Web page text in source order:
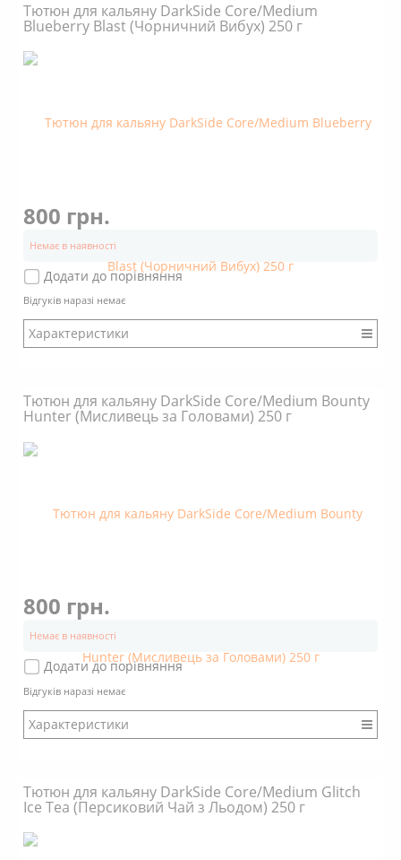
Смак: Насичений
Аромат: Солодкий
Аромат: Ягідний
Аромат: Свіжий
Тютюн для кальяну DarkSide Core/Medium
Blueberry Blast (Чорничний Вибух) 250 г
800 грн.
Немає в наявності
Додати до порівняння
Відгуків наразі немає
Характеристики
Смак: Насичений
Аромат: Солодкий
Аромат: Ягідний
Аромат: Свіжий
Тютюн для кальяну DarkSide Core/Medium Bounty
Hunter (Мисливець за Головами) 250 г
800 грн.
Немає в наявності
Додати до порівняння
Відгуків наразі немає
Характеристики
Смак: Насичений
Аромат: Солодкий
Аромат: Свіжий
Аромат: Горіховий
Тютюн для кальяну DarkSide Core/Medium Glitch
Ice Tea (Персиковий Чай з Льодом) 250 г